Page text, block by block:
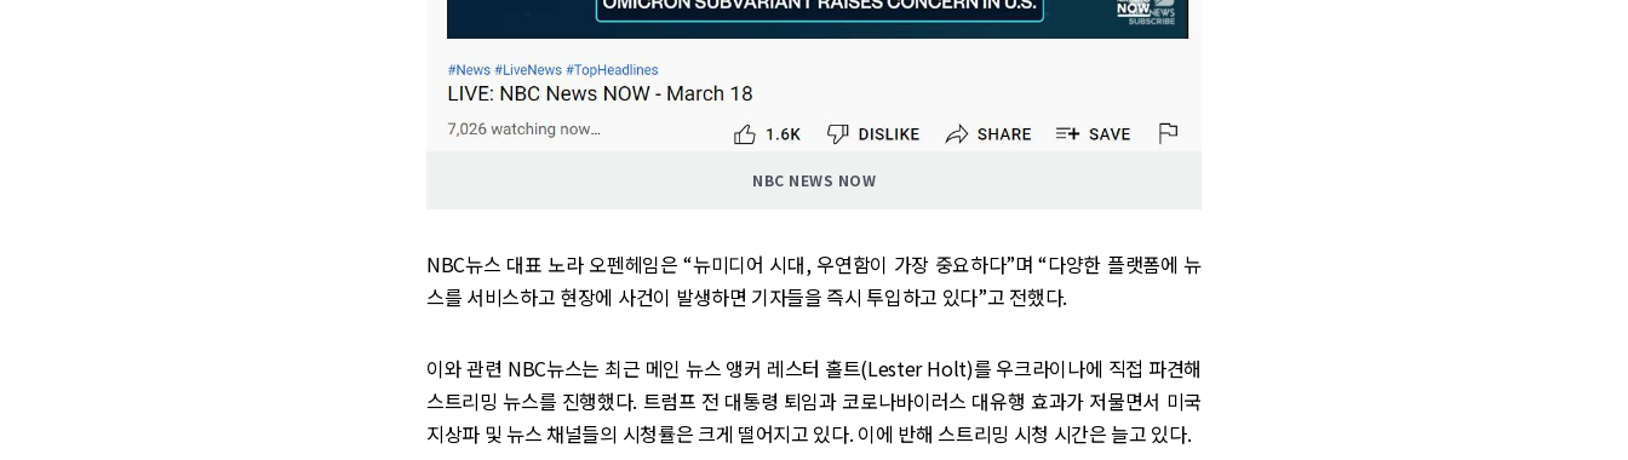
NBC NEWS NOW
NBC뉴스 대표 노라 오펜헤임은 “뉴미디어 시대, 우연함이 가장 중요하다”며 “다양한 플랫폼에 뉴
스를 서비스하고 현장에 사건이 발생하면 기자들을 즉시 투입하고 있다”고 전했다.
이와 관련 NBC뉴스는 최근 메인 뉴스 앵커 레스터 홀트(Lester Holt)를 우크라이나에 직접 파견해
스트리밍 뉴스를 진행했다. 트럼프 전 대통령 퇴임과 코로나바이러스 대유행 효과가 저물면서 미국
지상파 및 뉴스 채널들의 시청률은 크게 떨어지고 있다. 이에 반해 스트리밍 시청 시간은 늘고 있다.